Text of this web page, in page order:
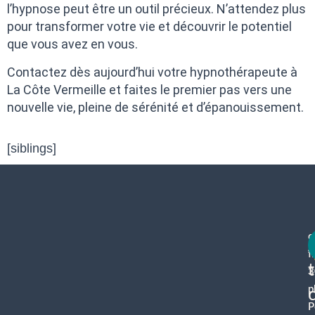
l’hypnose peut être un outil précieux. N’attendez plus
pour transformer votre vie et découvrir le potentiel
que vous avez en vous.
Contactez dès aujourd’hui votre hypnothérapeute à
La Côte Vermeille et faites le premier pas vers une
nouvelle vie, pleine de sérénité et d’épanouissement.
[siblings]